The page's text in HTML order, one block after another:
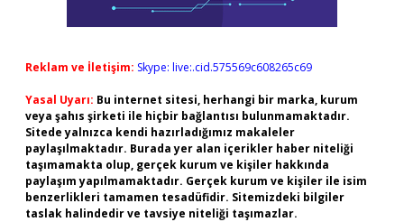
Reklam ve İletişim: Skype: live:.cid.575569c608265c69
Yasal Uyarı: Bu internet sitesi, herhangi bir marka, kurum
veya şahıs şirketi ile hiçbir bağlantısı bulunmamaktadır.
Sitede yalnızca kendi hazırladığımız makaleler
paylaşılmaktadır. Burada yer alan içerikler haber niteliği
taşımamakta olup, gerçek kurum ve kişiler hakkında
paylaşım yapılmamaktadır. Gerçek kurum ve kişiler ile isim
benzerlikleri tamamen tesadüfidir. Sitemizdeki bilgiler
taslak halindedir ve tavsiye niteliği taşımazlar.